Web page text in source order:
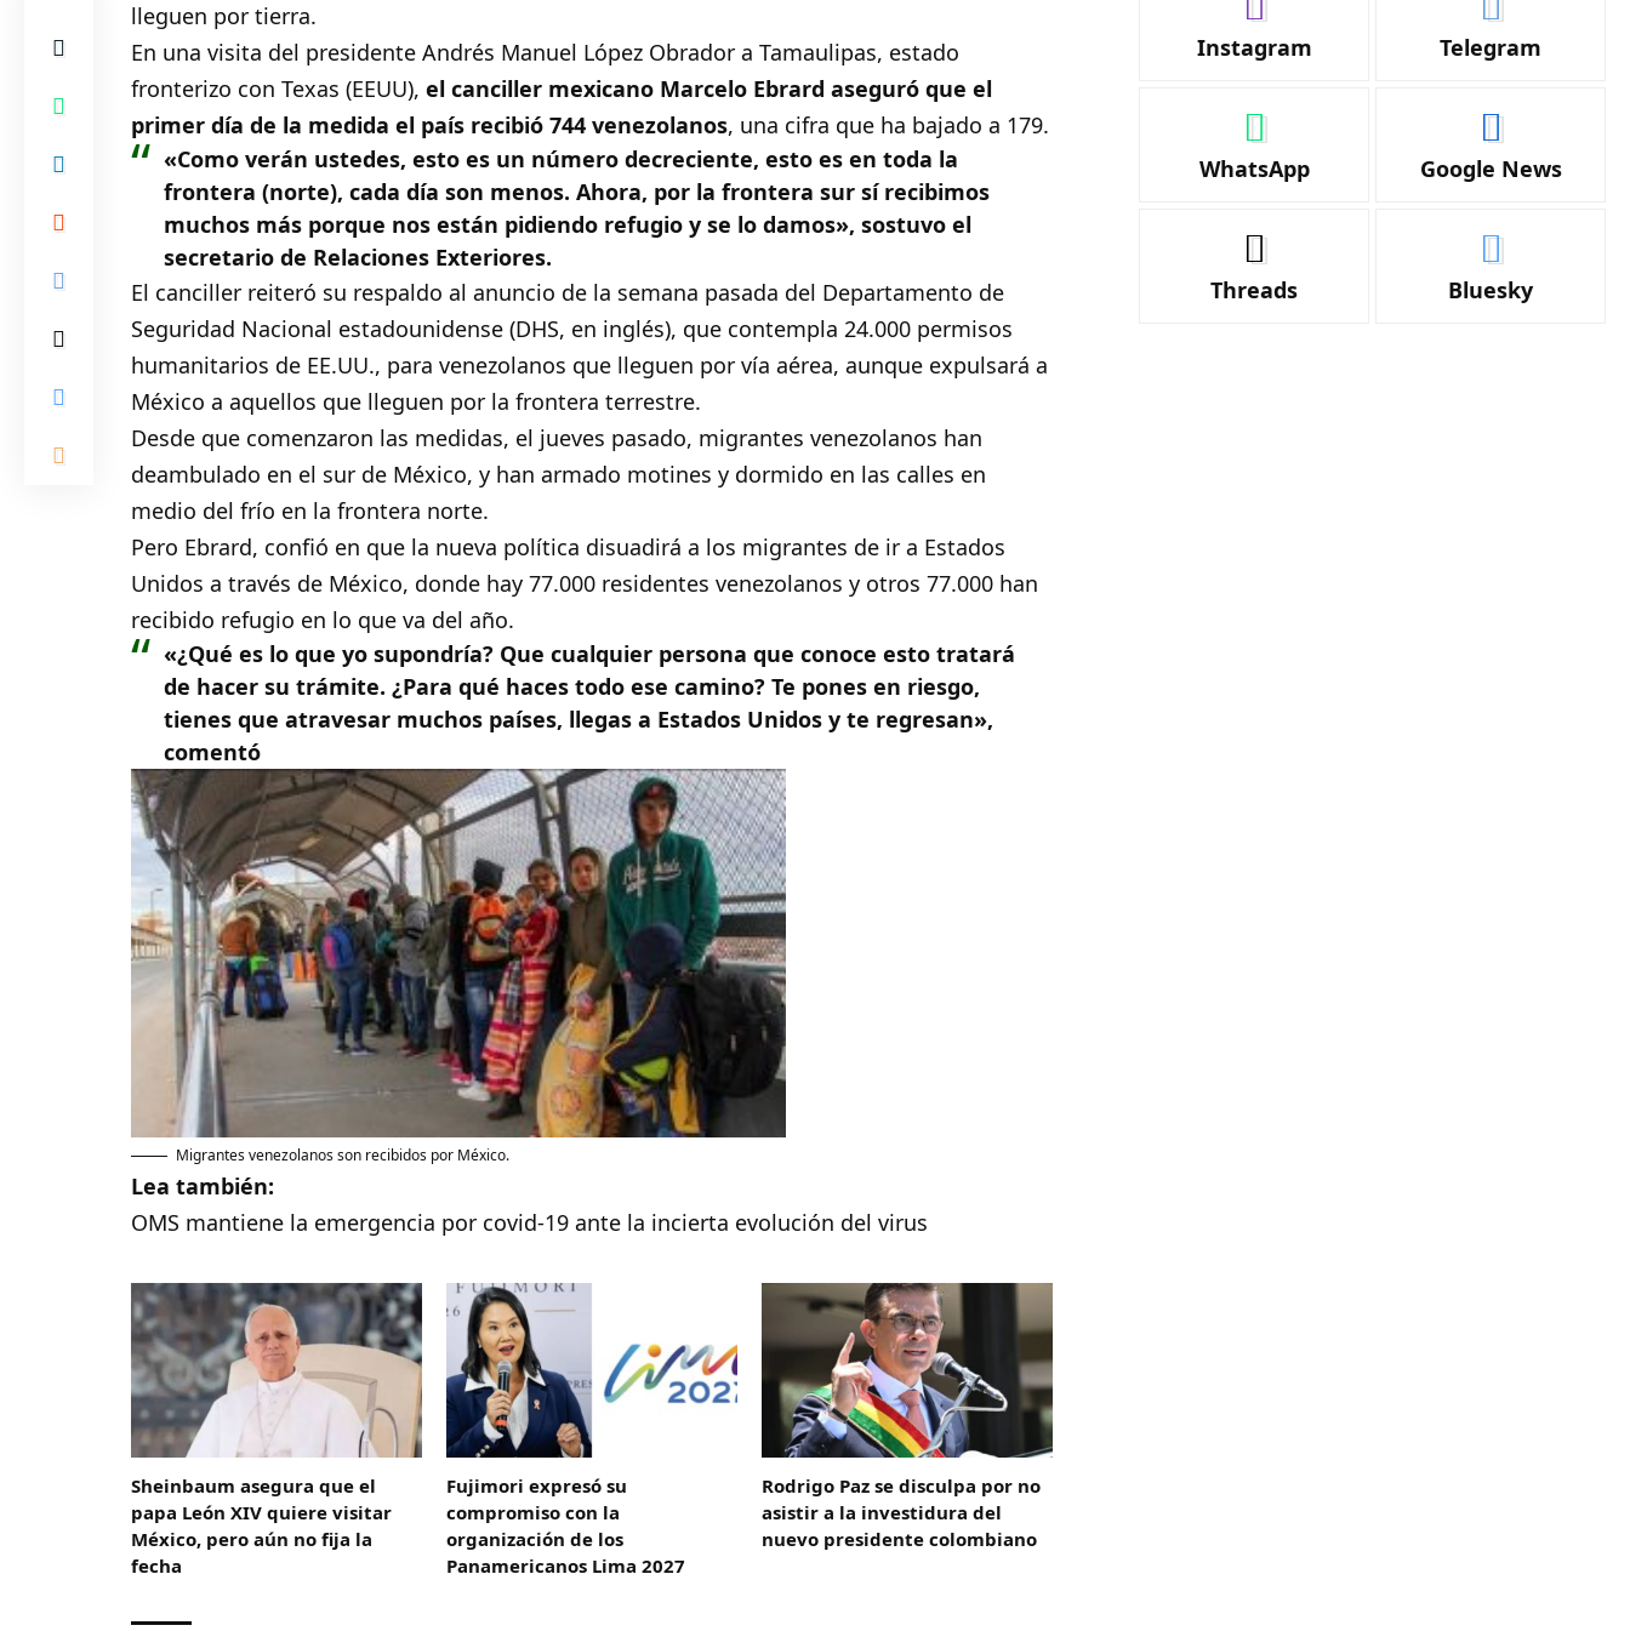
lleguen por tierra.
En una visita del presidente Andrés Manuel López Obrador a Tamaulipas, estado
fronterizo con Texas (EEUU), el canciller mexicano Marcelo Ebrard aseguró que el
primer día de la medida el país recibió 744 venezolanos, una cifra que ha bajado a 179.
«Como verán ustedes, esto es un número decreciente, esto es en toda la
frontera (norte), cada día son menos. Ahora, por la frontera sur sí recibimos
muchos más porque nos están pidiendo refugio y se lo damos», sostuvo el
secretario de Relaciones Exteriores.
El canciller reiteró su respaldo al anuncio de la semana pasada del Departamento de
Seguridad Nacional estadounidense (DHS, en inglés), que contempla 24.000 permisos
humanitarios de EE.UU., para venezolanos que lleguen por vía aérea, aunque expulsará a
México a aquellos que lleguen por la frontera terrestre.
Desde que comenzaron las medidas, el jueves pasado, migrantes venezolanos han
deambulado en el sur de México, y han armado motines y dormido en las calles en
medio del frío en la frontera norte.
Pero Ebrard, confió en que la nueva política disuadirá a los migrantes de ir a Estados
Unidos a través de México, donde hay 77.000 residentes venezolanos y otros 77.000 han
recibido refugio en lo que va del año.
«¿Qué es lo que yo supondría? Que cualquier persona que conoce esto tratará
de hacer su trámite. ¿Para qué haces todo ese camino? Te pones en riesgo,
tienes que atravesar muchos países, llegas a Estados Unidos y te regresan»,
comentó
Migrantes venezolanos son recibidos por México.
Lea también:
OMS mantiene la emergencia por covid-19 ante la incierta evolución del virus
Sheinbaum asegura que el
papa León XIV quiere visitar
México, pero aún no fija la
fecha
Fujimori expresó su
compromiso con la
organización de los
Panamericanos Lima 2027
Rodrigo Paz se disculpa por no
asistir a la investidura del
nuevo presidente colombiano
Instagram Telegram
WhatsApp Google News
Threads Bluesky